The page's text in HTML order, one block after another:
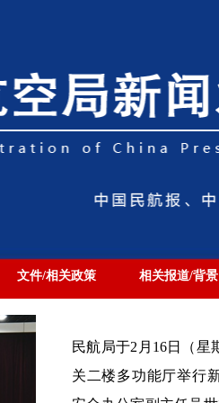
文件/相关政策 相关报道/背景
民航局于2月16日（星
关二楼多功能厅举行